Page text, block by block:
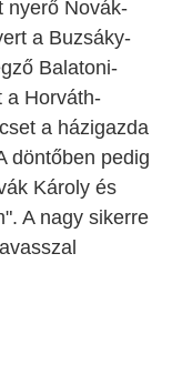
nyerő Novák-
a Buzsáky-
Balatoni-
a Horváth-
a házigazda
döntőben pedig
Károly és
A nagy sikerre